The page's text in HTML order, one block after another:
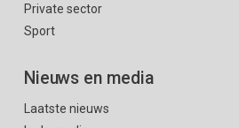
Private sector
Sport
Nieuws en media
Laatste nieuws